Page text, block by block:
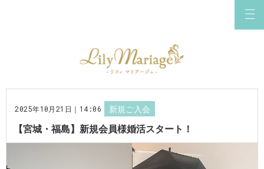
2025年10月21日｜14:06 新規ご入会
【宮城・福島】新規会員様婚活スタート！